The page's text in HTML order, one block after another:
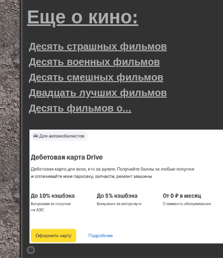
Еще о кино:
Десять страшных фильмов
Десять военных фильмов
Десять смешных фильмов
Двадцать лучших фильмов
Десять фильмов о...